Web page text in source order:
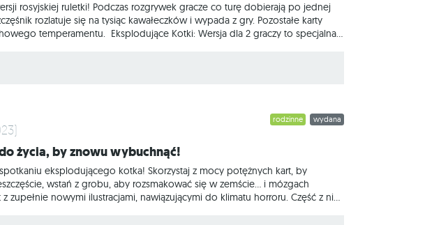
rosyjskiej ruletki! Podczas rozgrywek gracze co turę dobierają po jednej
rozlatuje się na tysiąc kawałeczków i wypada z gry. Pozostałe karty
temperamentu. Eksplodujące Kotki: Wersja dla 2 graczy to specjalna
wydana
rodzinne
życia, by znowu wybuchnąć!
eksplodującego kotka! Skorzystaj z mocy potężnych kart, by
wstań z grobu, aby rozsmakować się w zemście… i mózgach
nowymi ilustracjami, nawiązującymi do klimatu horroru. Część z nich